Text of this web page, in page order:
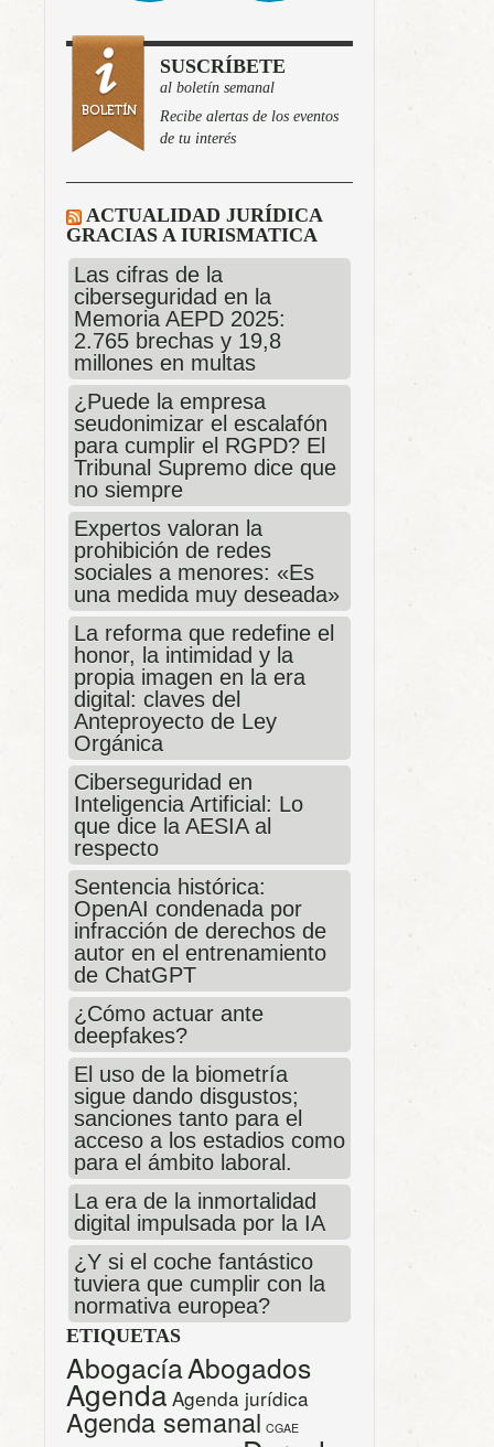
SUSCRÍBETE
al boletín semanal
Recibe alertas de los eventos
de tu interés
ACTUALIDAD JURÍDICA
GRACIAS A IURISMATICA
Las cifras de la
ciberseguridad en la
Memoria AEPD 2025:
2.765 brechas y 19,8
millones en multas
¿Puede la empresa
seudonimizar el escalafón
para cumplir el RGPD? El
Tribunal Supremo dice que
no siempre
Expertos valoran la
prohibición de redes
sociales a menores: «Es
una medida muy deseada»
La reforma que redefine el
honor, la intimidad y la
propia imagen en la era
digital: claves del
Anteproyecto de Ley
Orgánica
Ciberseguridad en
Inteligencia Artificial: Lo
que dice la AESIA al
respecto
Sentencia histórica:
OpenAI condenada por
infracción de derechos de
autor en el entrenamiento
de ChatGPT
¿Cómo actuar ante
deepfakes?
El uso de la biometría
sigue dando disgustos;
sanciones tanto para el
acceso a los estadios como
para el ámbito laboral.
La era de la inmortalidad
digital impulsada por la IA
¿Y si el coche fantástico
tuviera que cumplir con la
normativa europea?
ETIQUETAS
AbogacíaAbogados
Agenda Agenda jurídica
Agenda semanal CGAE